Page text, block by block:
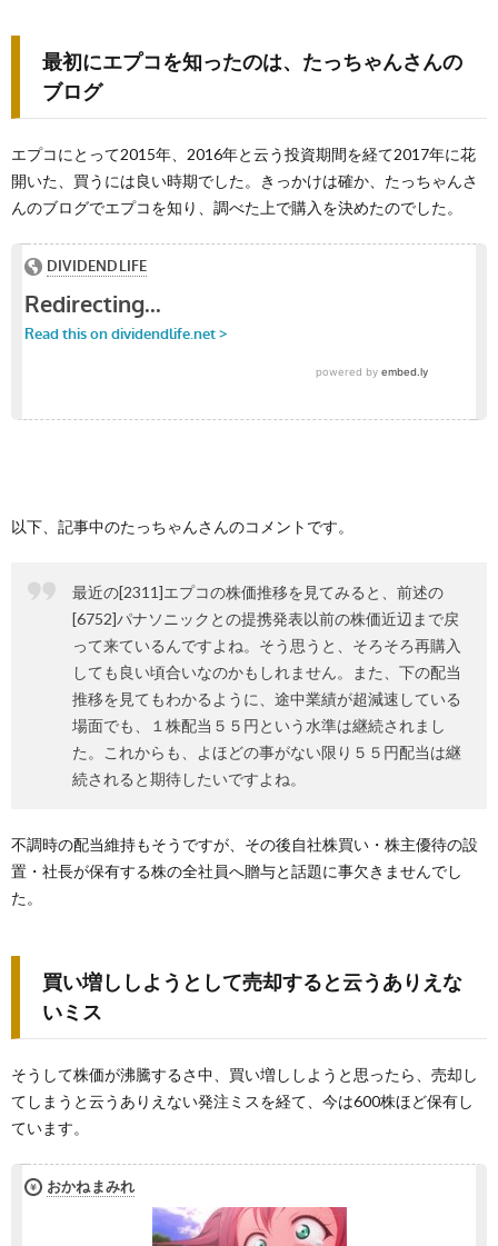
最初にエプコを知ったのは、たっちゃんさんの
ブログ
エプコにとって2015年、2016年と云う投資期間を経て2017年に花
開いた、買うには良い時期でした。きっかけは確か、たっちゃんさ
んのブログでエプコを知り、調べた上で購入を決めたのでした。
以下、記事中のたっちゃんさんのコメントです。
最近の[2311]エプコの株価推移を見てみると、前述の
[6752]パナソニックとの提携発表以前の株価近辺まで戻
って来ているんですよね。そう思うと、そろそろ再購入
しても良い頃合いなのかもしれません。また、下の配当
推移を見てもわかるように、途中業績が超減速している
場面でも、１株配当５５円という水準は継続されまし
た。これからも、よほどの事がない限り５５円配当は継
続されると期待したいですよね。
不調時の配当維持もそうですが、その後自社株買い・株主優待の設
置・社長が保有する株の全社員へ贈与と話題に事欠きませんでし
た。
買い増ししようとして売却すると云うありえな
いミス
そうして株価が沸騰するさ中、買い増ししようと思ったら、売却し
てしまうと云うありえない発注ミスを経て、今は600株ほど保有し
ています。